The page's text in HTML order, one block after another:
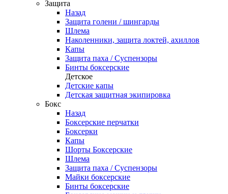
Защита
Назад
Защита голени / шингарды
Шлема
Наколенники, защита локтей, ахиллов
Капы
Защита паха / Суспензоры
Бинты боксерские
Детское
Детские капы
Детская защитная экипировка
Бокс
Назад
Боксерские перчатки
Боксерки
Капы
Шорты Боксерские
Шлема
Защита паха / Суспензоры
Майки боксерские
Бинты боксерские